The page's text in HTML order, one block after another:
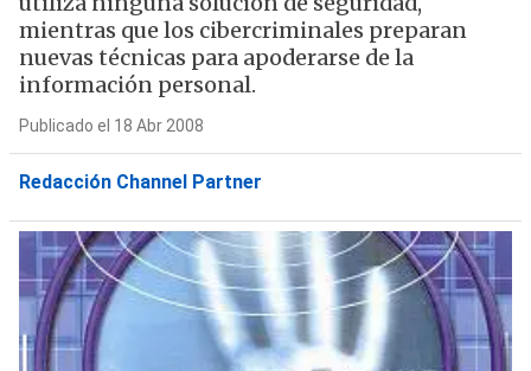
mientras que los cibercriminales preparan
nuevas técnicas para apoderarse de la
información personal.
Publicado el 18 Abr 2008
Redacción Channel Partner